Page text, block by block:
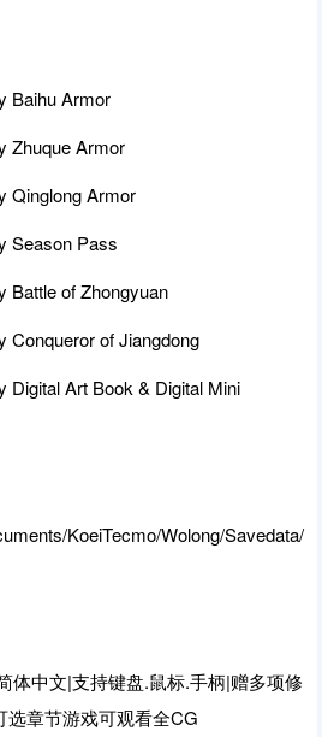
Baihu Armor
Zhuque Armor
Qinglong Armor
Season Pass
Battle of Zhongyuan
Conqueror of Jiangdong
Digital Art Book & Digital Mini
KoeiTecmo/Wolong/Savedata/
体中文|支持键盘.鼠标.手柄|赠多项修
章节游戏可观看全CG